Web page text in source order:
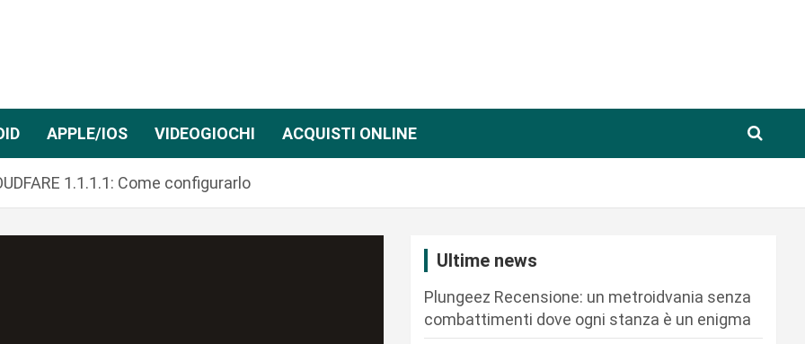
APPLE/IOS VIDEOGIOCHI ACQUISTI ONLINE
1.1.1.1: Come configurarlo
Ultime news
Plungeez Recensione: un metroidvania senza
combattimenti dove ogni stanza è un enigma